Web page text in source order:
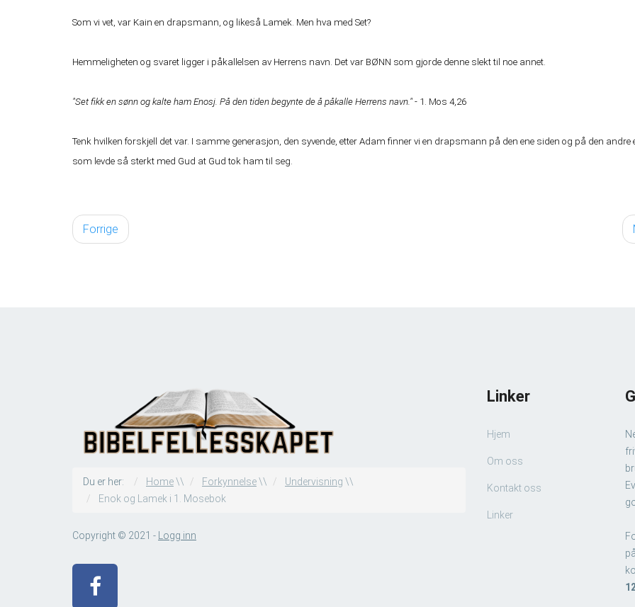
Som vi vet, var Kain en drapsmann, og likeså Lamek. Men hva med Set?
Hemmeligheten og svaret ligger i påkallelsen av Herrens navn. Det var BØNN som gjorde denne slekt til noe annet.
"Set fikk en sønn og kalte ham Enosj. På den tiden begynte de å påkalle Herrens navn." - 1. Mos 4,26
Tenk hvilken forskjell det var. I samme generasjon, den syvende, etter Adam finner vi en drapsmann på den ene siden og på den andre
som levde så sterkt med Gud at Gud tok ham til seg.
Forrige
Du er her: Home\\ Forkynnelse\\ Undervisning \\
Enok og Lamek i 1. Mosebok
Copyright © 2021 - Logg inn
Linker
Hjem
Om oss
Kontakt oss
Linker